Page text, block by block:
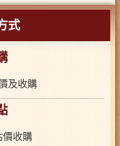
式
及收購
價收購